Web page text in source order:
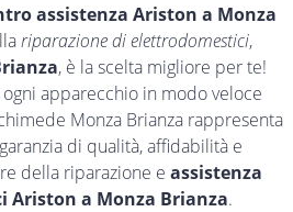
assistenza Ariston a Monza
riparazione di elettrodomestici,
, è la scelta migliore per te!
apparecchio in modo veloce
Monza Brianza rappresenta
di qualità, affidabilità e
della riparazione e assistenza
Ariston a Monza Brianza.